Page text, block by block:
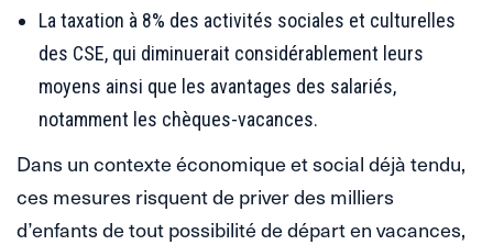
La taxation à 8% des activités sociales et culturelles
des CSE, qui diminuerait considérablement leurs
moyens ainsi que les avantages des salariés,
notamment les chèques-vacances.
Dans un contexte économique et social déjà tendu,
ces mesures risquent de priver des milliers
d’enfants de tout possibilité de départ en vacances,